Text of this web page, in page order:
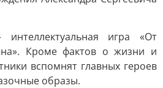
интеллектуальная игра «От
Кроме фактов о жизни и
вспомнят главных героев
образы.